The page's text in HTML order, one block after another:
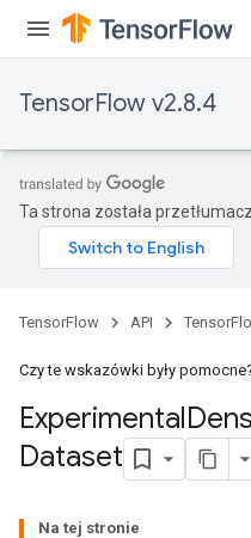
TensorFlow v2.8.4
Ta strona została
TensorFlow API
Czy te wskazówki były
Experimental
Dataset
Na tej stronie